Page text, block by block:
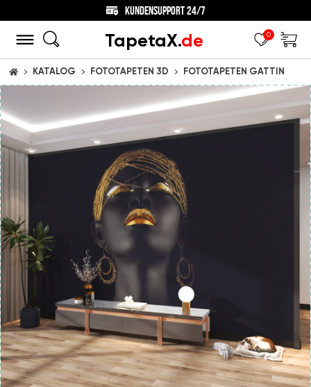
KUNDENSUPPORT 24/7
TapetaX.de 0
STARTSEITE
KATALOG FOTOTAPETEN 3D FOTOTAPETEN GATTIN